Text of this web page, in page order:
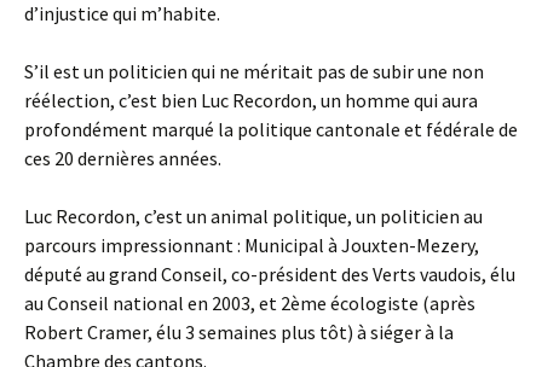
d’injustice qui m’habite.
S’il est un politicien qui ne méritait pas de subir une non
réélection, c’est bien Luc Recordon, un homme qui aura
profondément marqué la politique cantonale et fédérale de
ces 20 dernières années.
Luc Recordon, c’est un animal politique, un politicien au
parcours impressionnant : Municipal à Jouxten-Mezery,
député au grand Conseil, co-président des Verts vaudois, élu
au Conseil national en 2003, et 2ème écologiste (après
Robert Cramer, élu 3 semaines plus tôt) à siéger à la
Chambre des cantons.